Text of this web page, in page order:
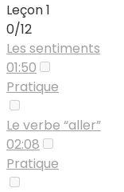
Leçon 1
0/12
Les sentiments
01:50
Pratique
Le verbe “aller”
02:08
Pratique